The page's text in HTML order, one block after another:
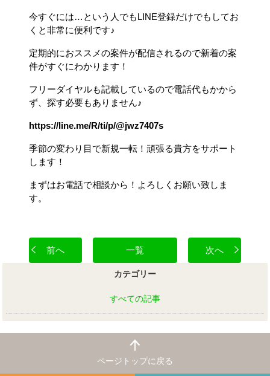
今すぐには…という人でもLINE登録だけでもしてお
くと非常に便利です♪
定期的におススメの案件が配信されるので新着の案
件がすぐにわかります！
フリーダイヤルも記載しているので電話代もかから
ず、探す必要もありません♪
https://line.me/R/ti/p/@jwz7407s
季節の変わり目で新規一転！頑張る貴方をサポート
します！
まずはお電話で相談から！よろしくお願い致しま
す。
前へ 一覧 次へ
カテゴリー
すべての記事
ページトップに戻る